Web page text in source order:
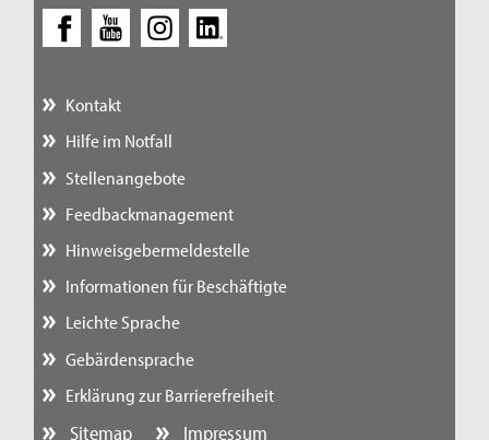
Kontakt
Hilfe im Notfall
Stellenangebote
Feedbackmanagement
Hinweisgebermeldestelle
Informationen für Beschäftigte
Leichte Sprache
Gebärdensprache
Erklärung zur Barrierefreiheit
Sitemap Impressum